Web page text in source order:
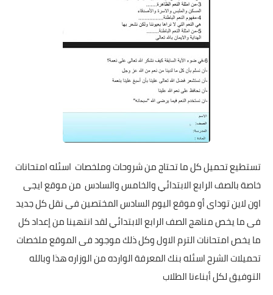
تستطيع تحميل كل ما تحتاج من شروحات وملخصات اسئله امتحانات
خاصة بالصف الرابع الابتدائي والخامس والسادس من موقع ايجى
اون لاين توداى أو موقع اليوم السادس المختصين فى نقل كل جديد
فى ما يخص مناهج الصف الرابع الابتدائي لقد انتهينا من إعداد كل
ما يخص امتحانات الترم الاول وكل ذلك موجود فى الموقع ملخصات
تحميلات الشرح اسئله بنك المعرفة الوارده من الوزاره هذا وبالله
التوفيق لكل أبناءنا الطلاب